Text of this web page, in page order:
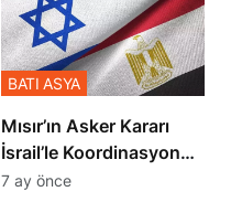
Mısır’ın Asker Kararı
İsrail’le Koordinasyon
İçinde Gerçekleşmiş
BATI ASYA
7 ay önce